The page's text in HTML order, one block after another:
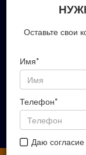
Оставьте свои
Имя*
Телефон*
Даю